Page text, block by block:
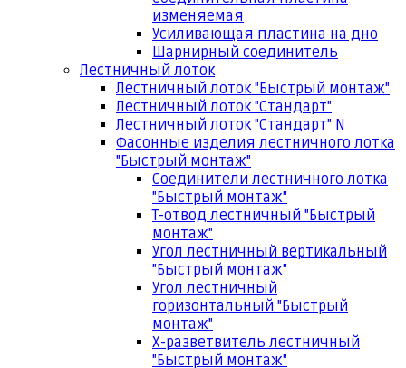
изменяемая
Усиливающая пластина на дно
Шарнирный соединитель
Лестничный лоток
Лестничный лоток "Быстрый монтаж"
Лестничный лоток "Стандарт"
Лестничный лоток "Стандарт" N
Фасонные изделия лестничного лотка
"Быстрый монтаж"
Соединители лестничного лотка
"Быстрый монтаж"
Т-отвод лестничный "Быстрый
монтаж"
Угол лестничный вертикальный
"Быстрый монтаж"
Угол лестничный
горизонтальный "Быстрый
монтаж"
Х-разветвитель лестничный
"Быстрый монтаж"